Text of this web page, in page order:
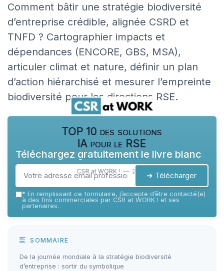
Comment bâtir une stratégie biodiversité
d’entreprise crédible, alignée CSRD et
TNFD ? Cartographier impacts et
dépendances (ENCORE, GBS, MSA),
articuler climat et nature, définir un plan
d’action hiérarchisé et mesurer l’empreinte
biodiversité pour les directions RSE.
TOP 10 des solutions
IA pour le RSE
CSR at WORK ! — 2026
Téléchargez gratuitement le livre blanc
➔ Télécharger
* En remplissant ce formulaire, j’accepte d’être contacté(e)
à des fins commerciales par CSR at WORK ! et ses
partenaires.
SOMMAIRE
De la journée mondiale à la stratégie biodiversité
d’entreprise : sortir du symbolique